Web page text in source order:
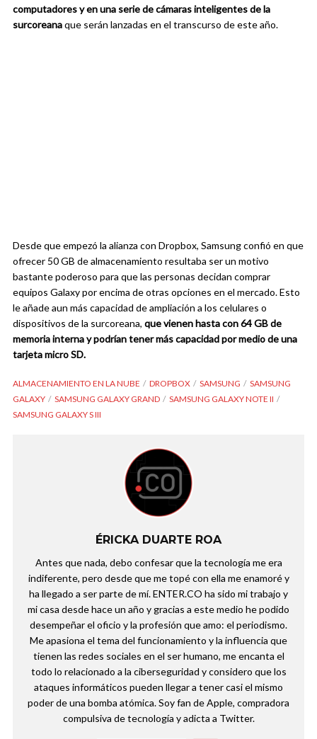
computadores y en una serie de cámaras inteligentes de la
surcoreanaque serán lanzadas en el transcurso de este año.
Desde que empezó la alianza con Dropbox, Samsung confió en que
ofrecer 50 GB de almacenamiento resultaba ser un motivo
bastante poderoso para que las personas decidan comprar
equipos Galaxy por encima de otras opciones en el mercado. Esto
le añade aun más capacidad de ampliación a los celulares o
dispositivos de la surcoreana, que vienen hasta con 64 GB de
memoria interna y podrían tener más capacidad por medio de una
tarjeta micro SD.
ALMACENAMIENTO EN LA NUBE DROPBOX SAMSUNG
SAMSUNG
GALAXY
SAMSUNG GALAXY GRAND
SAMSUNG GALAXY NOTE II
SAMSUNG GALAXY S III
ÉRICKA DUARTE ROA
Antes que nada, debo confesar que la tecnología me era
indiferente, pero desde que me topé con ella me enamoré y
ha llegado a ser parte de mí. ENTER.CO ha sido mi trabajo y
mi casa desde hace un año y gracias a este medio he podido
desempeñar el oficio y la profesión que amo: el periodismo.
Me apasiona el tema del funcionamiento y la influencia que
tienen las redes sociales en el ser humano, me encanta el
todo lo relacionado a la ciberseguridad y considero que los
ataques informáticos pueden llegar a tener casi el mismo
poder de una bomba atómica. Soy fan de Apple, compradora
compulsiva de tecnología y adicta a Twitter.